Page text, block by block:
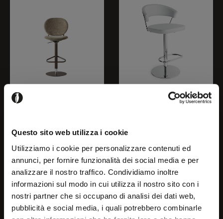
Questo sito web utilizza i cookie
Utilizziamo i cookie per personalizzare contenuti ed
annunci, per fornire funzionalità dei social media e per
analizzare il nostro traffico. Condividiamo inoltre
informazioni sul modo in cui utilizza il nostro sito con i
nostri partner che si occupano di analisi dei dati web,
pubblicità e social media, i quali potrebbero combinarle
Welcome!
INÈS
CS2228-MTO CB1088